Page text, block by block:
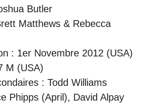
Butler
Matthews & Rebecca
: 1er Novembre 2012 (USA)
M (USA)
: Todd Williams
Phipps (April), David Alpay